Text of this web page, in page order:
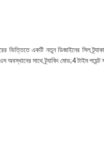
ভিত্তিতে একটি নতুন ডিজাইনের সিল
সাথে ট্র্যাকিং মোড;4 টাইম